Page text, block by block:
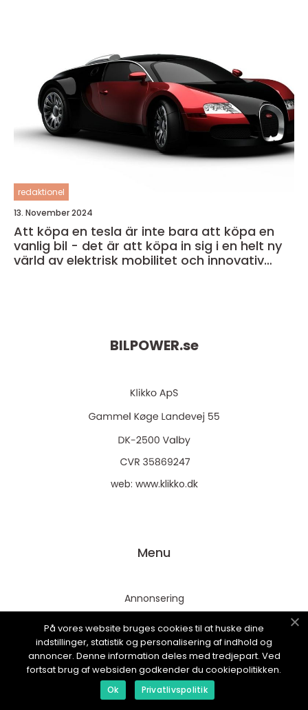
redaktionel
13. November 2024
Att köpa en tesla är inte bara att köpa en
vanlig bil - det är att köpa in sig i en helt ny
värld av elektrisk mobilitet och innovativ
BILPOWER.se
web: www.klikko.dk
Menu
Annonsering
Cookies
Kontakta oss
Sitemap
På vores website bruges cookies til at huske dine
indstillinger, statistik og personalisering af indhold og
annoncer. Denne information deles med tredjepart. Ved
fortsat brug af websiden godkender du cookiepolitikken.
Ok Privatlivspolitik